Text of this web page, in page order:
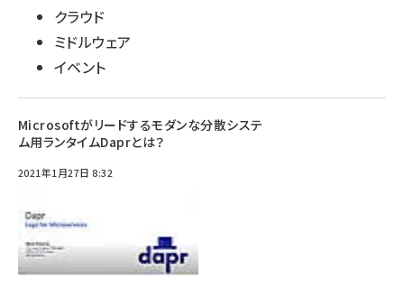
クラウド
ミドルウェア
イベント
Microsoftがリードするモダンな分散システ
ム用ランタイムDaprとは？
2021年1月27日 8:32